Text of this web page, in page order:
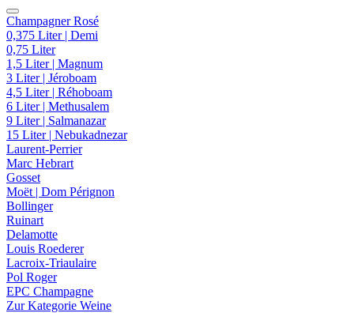
Champagner Rosé
0,375 Liter | Demi
0,75 Liter
1,5 Liter | Magnum
3 Liter | Jéroboam
4,5 Liter | Réhoboam
6 Liter | Methusalem
9 Liter | Salmanazar
15 Liter | Nebukadnezar
Laurent-Perrier
Marc Hebrart
Gosset
Moët | Dom Pérignon
Bollinger
Ruinart
Delamotte
Louis Roederer
Lacroix-Triaulaire
Pol Roger
EPC Champagne
Zur Kategorie Weine